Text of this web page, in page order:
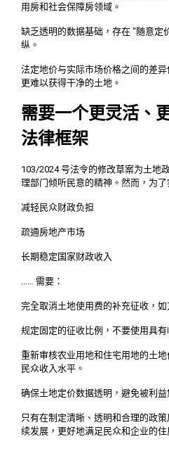
用房和社会保障房领域。
缺乏透明的数据基础，存在 “随意定
纵。
法定地价与实际市场价格之间的差
更难以获得干净的土地。
需要一个更灵活、
法律框架
103/2024 号法令的修改草案为土地
理部门倾听民意的精神。然而，为了
减轻民众财政负担
疏通房地产市场
长期稳定国家财政收入
…… 需要：
完全取消土地使用费的补充征收，如
规定固定的征收比例，不要使用具有
重新审核农业用地和住宅用地的土
民众收入水平。
确保土地定价数据透明，避免被利益
只有在制定清晰、透明和合理的政
续发展，更好地满足民众和企业的住